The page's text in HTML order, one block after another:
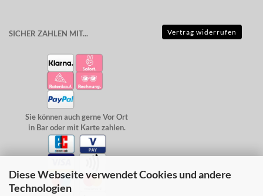
Diese Webseite verwendet Cookies und andere
Technologien
SICHER ZAHLEN MIT...
Sie können auch gerne Vor Ort
in Bar oder mit Karte zahlen.
Vertrag widerrufen